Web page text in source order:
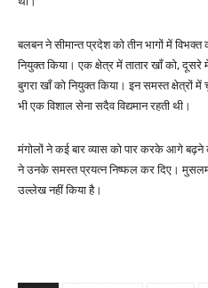
बलबन ने सीमान्त प्रदेश को तीन भागों में
नियुक्त किया। एक क्षेत्र में तातार खाँ को,
बुगरा खाँ को नियुक्त किया। इन समस्त क्षेत्रों
भी एक विशाल सेना सदैव विद्यमान रहती थी।
मंगोलों ने कई बार व्यास को पार करके आगे बढ़ने
ने उनके समस्त प्रयत्न निष्फल कर दिए।
उल्लेख नहीं किया है।